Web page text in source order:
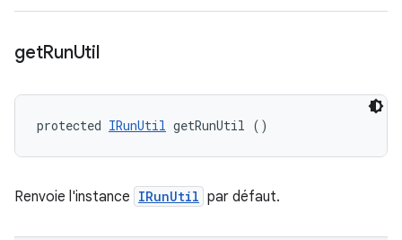
getRunUtil
protected IRunUtil getRunUtil ()
Renvoie l'instance IRunUtil par défaut.